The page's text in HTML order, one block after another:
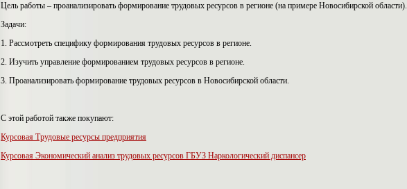
Цель работы – проанализировать формирование трудовых ресурсов в регионе (на примере Новосибирской области).
Задачи:
1. Рассмотреть специфику формирования трудовых ресурсов в регионе.
2. Изучить управление формированием трудовых ресурсов в регионе.
3. Проанализировать формирование трудовых ресурсов в Новосибирской области.
С этой работой также покупают:
Курсовая Трудовые ресурсы предприятия
Курсовая Экономический анализ трудовых ресурсов ГБУЗ Наркологический диспансер